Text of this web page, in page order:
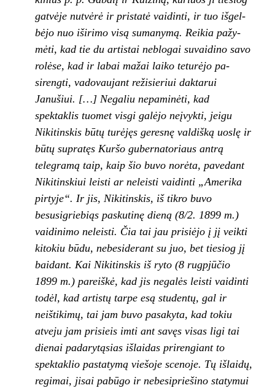
gatvėje nutvėrė ir pristatė vaidinti, ir tuo išgel­
bėjo nuo iširimo visą sumanymą. Reikia pažy­
mėti, kad tie du artistai neblogai suvaidino sa­vo
rolėse, kad ir labai mažai laiko teturėjo pa­
sirengti, vadovaujant režisieriui daktarui
Janušiui. […] Negaliu nepaminėti, kad
spektaklis tuomet visgi galėjo neįvykti, jeigu
Nikitinskis bū­tų turėjęs geresnę valdišką uoslę ir
būtų su­pratęs Kuršo gubernatoriaus antrą
telegramą taip, kaip šio buvo norėta, pavedant
Nikitinskiui leisti ar neleisti vaidinti „Amerika
pirtyje“. Ir jis, Nikitinskis, iš tikro buvo
besusigriebiąs pas­kutinę dieną (8/2. 1899 m.)
vaidinimo neleisti. Čia tai jau prisiėjo į jį veikti
kitokiu būdu, nebe­siderant su juo, bet tiesiog jį
baidant. Kai Niki­tinskis iš ryto (8 rugpjūčio
1899 m.) pareiškė, kad jis negalės leisti vaidinti
todėl, kad artistų tarpe esą studentų, gal ir
neištikimų, tai jam buvo pasakyta, kad tokiu
atveju jam prisieis imti ant savęs visas ligi tai
dienai padarytąsias iš­laidas prirengiant to
spektaklio pastatymą vie­šoje scenoje. Tų išlaidų,
regimai, jisai pabūgo ir nebesipriešino statymui